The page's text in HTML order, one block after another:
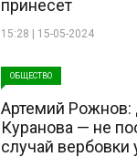
принесет
15:28 | 15-05-2024
ОБЩЕСТВО
Артемий Рожнов:
Куранова — не
случай вербовки